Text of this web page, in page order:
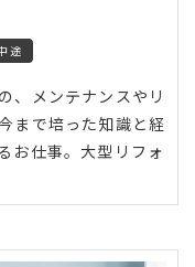
途
、メンテナンスやリ
まで培った知識と経
お仕事。大型リフォ